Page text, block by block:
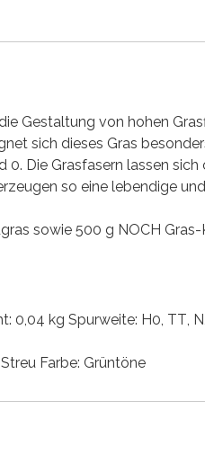
Gestaltung von hohen
sich dieses Gras
0. Die Grasfasern lassen
so eine lebendige
sowie 500 g NOCH
0,04 kg Spurweite: H0, TT, N
Farbe: Grüntöne